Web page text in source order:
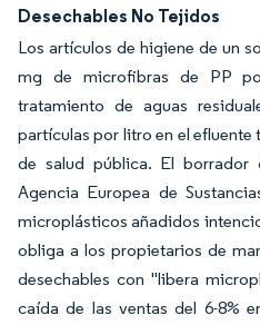
Desechables No Tejidos
Los artículos de higiene de un
mg de microfibras de PP
tratamiento de aguas
partículas por litro en el efluente
de salud pública. El borrador
Agencia Europea de
microplásticos añadidos
obliga a los propietarios de
desechables con "libera
caída de las ventas del 6-8%